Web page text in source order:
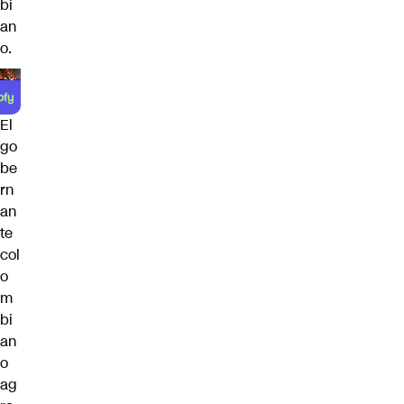
bi
an
o.
El
go
be
rn
an
te
col
o
m
bi
an
o
ag